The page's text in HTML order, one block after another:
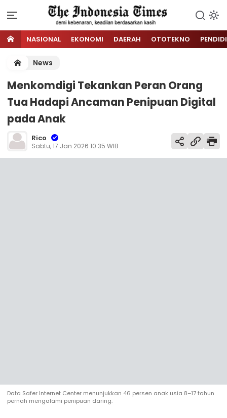
NASIONAL EKONOMI DAERAH OTOTEKNO
News
Menkomdigi Tekankan Peran Orang
Tua Hadapi Ancaman Penipuan Digital
pada Anak
Rico
Sabtu, 17 Jan 2026 10:35 WIB
Data Safer Internet Center menunjukkan 46 persen anak usia 8–17 tahun
pernah mengalami penipuan daring.